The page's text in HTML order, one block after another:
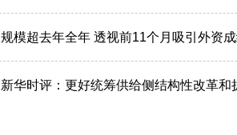
规模超去年全年 透视前11个月吸引外资
新华时评：更好统筹供给侧结构性改革和